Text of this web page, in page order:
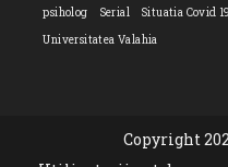
psiholog
Serial Situatia Covid
Universitatea Valahia
Copyright